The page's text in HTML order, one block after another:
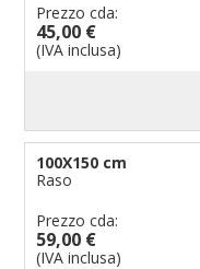
Prezzo cda:
45,00 €
(IVA inclusa)
100X150 cm
Raso
Prezzo cda:
59,00 €
(IVA inclusa)